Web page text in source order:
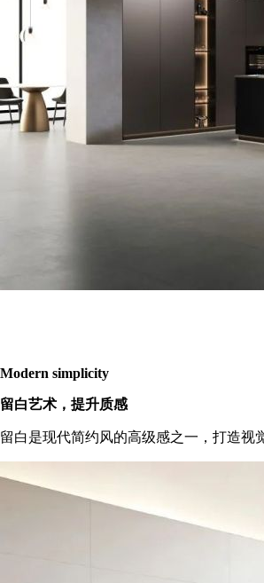
Modern simplicity
留白艺术，提升质感
留白是现代简约风的高级感之一，打造